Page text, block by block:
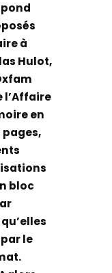
à
Hulot,
l’Affaire
en
pages,
bloc
le